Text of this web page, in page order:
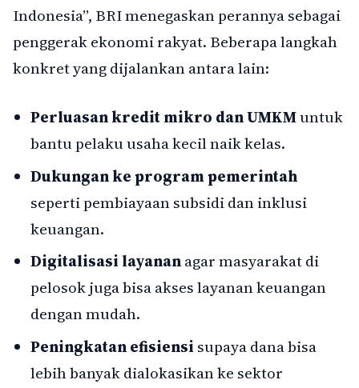
Indonesia”, BRI menegaskan perannya sebagai
penggerak ekonomi rakyat. Beberapa langkah
konkret yang dijalankan antara lain:
Perluasan kredit mikro dan UMKMuntuk
bantu pelaku usaha kecil naik kelas.
Dukungan ke program pemerintah
seperti pembiayaan subsidi dan inklusi
keuangan.
Digitalisasi layananagar masyarakat di
pelosok juga bisa akses layanan keuangan
dengan mudah.
Peningkatan efisiensisupaya dana bisa
lebih banyak dialokasikan ke sektor